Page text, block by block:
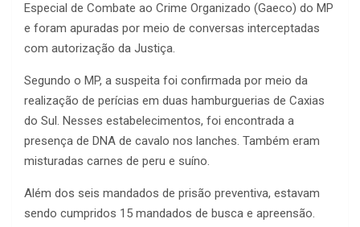
Especial de Combate ao Crime Organizado (Gaeco) do MP
e foram apuradas por meio de conversas interceptadas
com autorização da Justiça.
Segundo o MP, a suspeita foi confirmada por meio da
realização de perícias em duas hamburguerias de Caxias
do Sul. Nesses estabelecimentos, foi encontrada a
presença de DNA de cavalo nos lanches. Também eram
misturadas carnes de peru e suíno.
Além dos seis mandados de prisão preventiva, estavam
sendo cumpridos 15 mandados de busca e apreensão.